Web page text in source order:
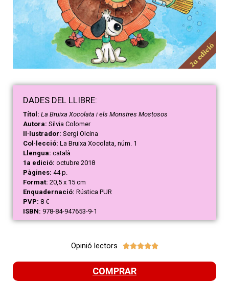
DADES DEL LLIBRE:
Títol: La Bruixa Xocolata i els Monstres Mostosos
Autora: Silvia Colomer
Il·lustrador: Sergi Olcina
Col·lecció: La Bruixa Xocolata, núm. 1
Llengua: català
1a edició: octubre 2018
Pàgines: 44 p.
Format: 20,5 x 15 cm
Enquadernació: Rústica PUR
PVP: 8 €
ISBN: 978-84-947653-9-1
Opinió lectors 
COMPRAR